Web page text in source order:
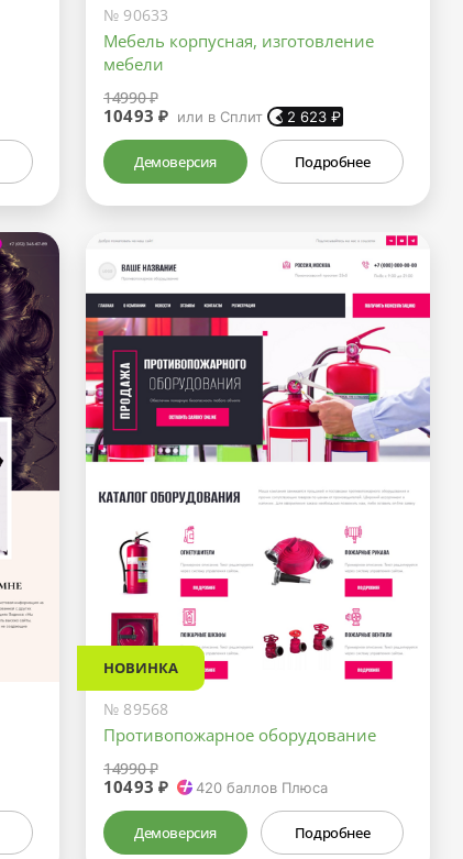
№ 90633
Мебель корпусная, изготовление
мебели
14990 ₽
10493 ₽ или в Сплит 2 623 ₽
Демоверсия Подробнее
НОВИНКА
№ 89568
Противопожарное оборудование
14990 ₽
10493 ₽ 420 баллов Плюса
Демоверсия Подробнее